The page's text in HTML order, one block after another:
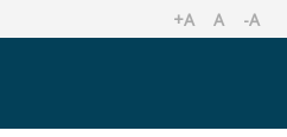
Ir
Ir
+AAUMENTAR
A -A